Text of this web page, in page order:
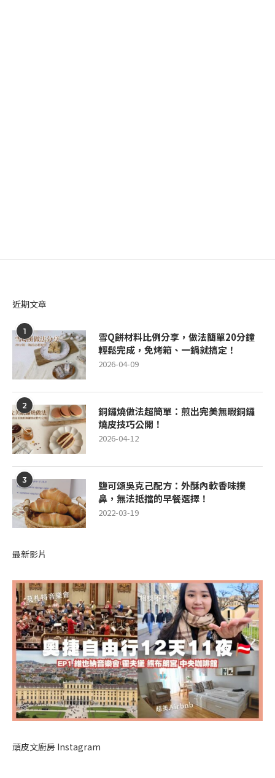
近期文章
1
雪Q餅材料比例分享，做法簡單20分鐘
輕鬆完成，免烤箱、一鍋就搞定！
2026-04-09
2
銅鑼燒做法超簡單：煎出完美無暇銅鑼
燒皮技巧公開！
2026-04-12
3
鹽可頌吳克己配方：外酥內軟香味撲
鼻，無法抵擋的早餐選擇！
2022-03-19
最新影片
頑皮文廚房 Instagram